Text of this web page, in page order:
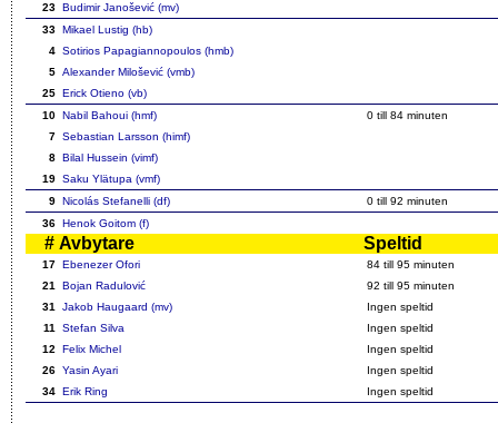
23 Budimir Janošević (mv)
33 Mikael Lustig (hb)
4 Sotirios Papagiannopoulos (hmb)
5 Alexander Milošević (vmb)
25 Erick Otieno (vb)
10 Nabil Bahoui (hmf)
0 till 84 minuten
7 Sebastian Larsson (himf)
8 Bilal Hussein (vimf)
19 Saku Ylätupa (vmf)
9 Nicolás Stefanelli (df)
0 till 92 minuten
36 Henok Goitom (f)
# Avbytare Speltid
17 Ebenezer Ofori
84 till 95 minuten
21
Bojan Radulović
92 till 95 minuten
31
Jakob Haugaard (mv)
Ingen speltid
11
Stefan Silva
Ingen speltid
12
Felix Michel
Ingen speltid
26 Yasin Ayari
Ingen speltid
34 Erik Ring Ingen speltid